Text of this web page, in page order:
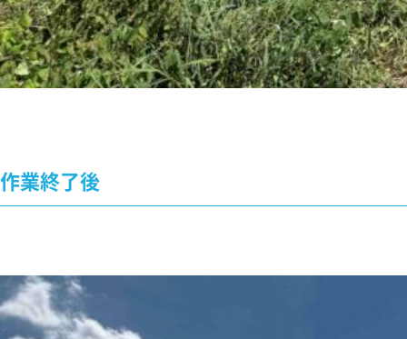
作業終了後